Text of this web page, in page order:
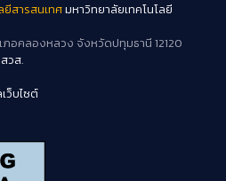
ยีสารสนเทศมหาวิทยาลัยเทคโนโลยี
อคลองหลวง จังหวัดปทุมธานี 12120
วส.
ว็บไซต์